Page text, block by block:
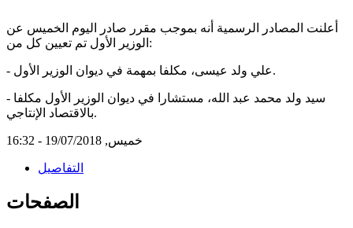
أعلنت المصادر الرسمية أنه بموجب مقرر صادر اليوم الخميس عن
الوزير الأول تم تعيين كل من:
- علي ولد عيسى، مكلفا بمهمة في ديوان الوزير الأول.
- سيد ولد محمد عبد الله، مستشارا في ديوان الوزير الأول مكلفا
بالاقتصاد الإنتاجي.
خميس, 19/07/2018 - 16:32
التفاصيل
الصفحات